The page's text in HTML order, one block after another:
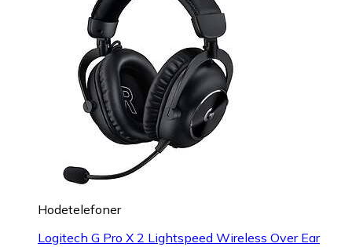
Hodetelefoner
Logitech G Pro X 2 Lightspeed Wireless Over Ear